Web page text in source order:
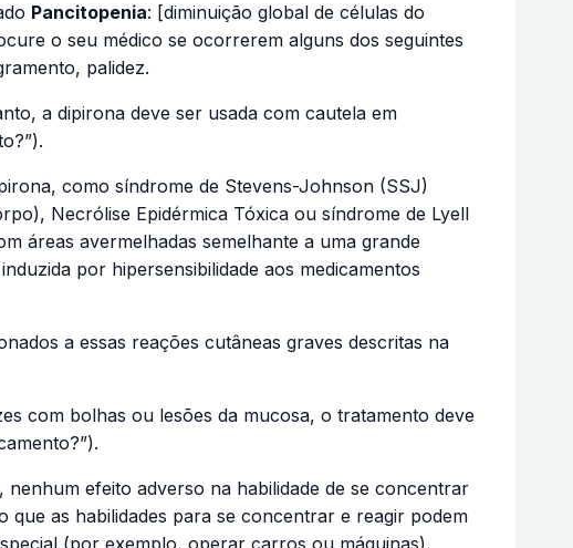
Pancitopenia: [diminuição global de células do
o seu médico se ocorrerem alguns dos seguintes
palidez.
a dipirona deve ser usada com cautela em
como síndrome de Stevens-Johnson (SSJ)
Necrólise Epidérmica Tóxica ou síndrome de Lyell
áreas avermelhadas semelhante a uma grande
por hipersensibilidade aos medicamentos
a essas reações cutâneas graves descritas na
com bolhas ou lesões da mucosa, o tratamento deve
nenhum efeito adverso na habilidade de se concentrar
as habilidades para se concentrar e reagir podem